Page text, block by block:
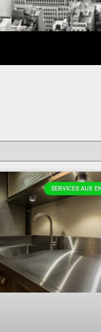
SERVICES AUX